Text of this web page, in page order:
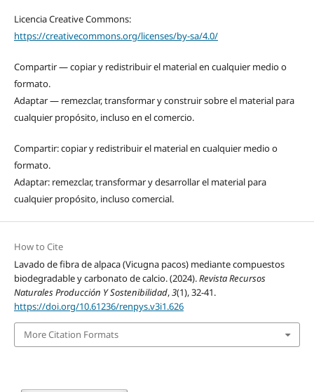
Licencia Creative Commons:
https://creativecommons.org/licenses/by-sa/4.0/
Compartir — copiar y redistribuir el material en cualquier medio o
formato.
Adaptar — remezclar, transformar y construir sobre el material para
cualquier propósito, incluso en el comercio.
Compartir: copiar y redistribuir el material en cualquier medio o
formato.
Adaptar: remezclar, transformar y desarrollar el material para
cualquier propósito, incluso comercial.
How to Cite
Lavado de fibra de alpaca (Vicugna pacos) mediante compuestos
biodegradable y carbonato de calcio. (2024).Revista Recursos
Naturales Producción Y Sostenibilidad,3(1), 32-41.
https://doi.org/10.61236/renpys.v3i1.626
More Citation Formats